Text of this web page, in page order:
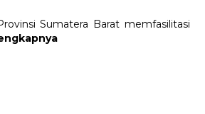
Sumatera Barat memfasilitasi